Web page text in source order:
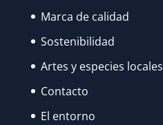
Marca de calidad
Sostenibilidad
Artes y especies locales
Contacto
El entorno